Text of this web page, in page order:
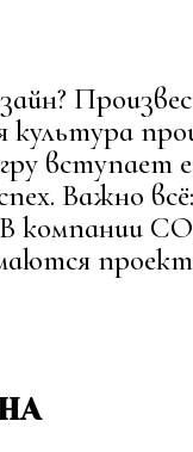
Важно
компании